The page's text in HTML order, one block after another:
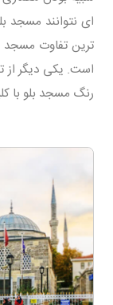
ای نتوانند مسجد
ترین تفاوت مسجد
رنگ مسجد بلو با